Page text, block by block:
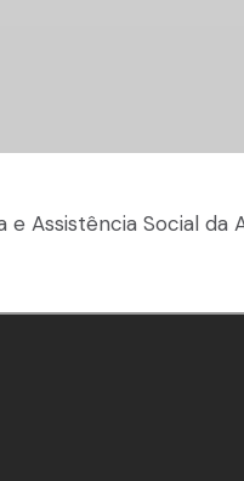
e Assistência Social